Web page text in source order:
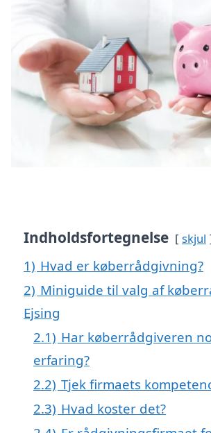
Indholdsfortegnelse skjul
1) Hvad er køberrådgivning?
2) Miniguide til valg af
Ejsing
2.1) Har køberrådgiveren
erfaring?
2.2) Tjek firmaets
2.3) Hvad koster det?